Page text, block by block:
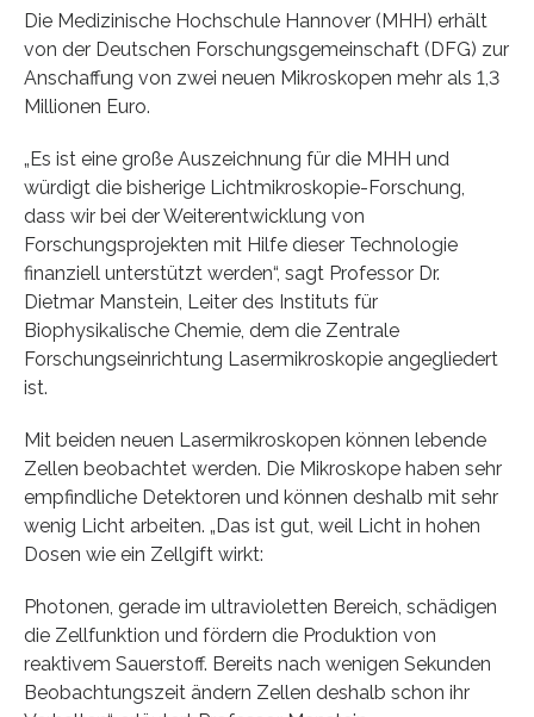
Die Medizinische Hochschule Hannover (MHH) erhält
von der Deutschen Forschungsgemeinschaft (DFG) zur
Anschaffung von zwei neuen Mikroskopen mehr als 1,3
Millionen Euro.
„Es ist eine große Auszeichnung für die MHH und
würdigt die bisherige Lichtmikroskopie-Forschung,
dass wir bei der Weiterentwicklung von
Forschungsprojekten mit Hilfe dieser Technologie
finanziell unterstützt werden“, sagt Professor Dr.
Dietmar Manstein, Leiter des Instituts für
Biophysikalische Chemie, dem die Zentrale
Forschungseinrichtung Lasermikroskopie angegliedert
ist.
Mit beiden neuen Lasermikroskopen können lebende
Zellen beobachtet werden. Die Mikroskope haben sehr
empfindliche Detektoren und können deshalb mit sehr
wenig Licht arbeiten. „Das ist gut, weil Licht in hohen
Dosen wie ein Zellgift wirkt:
Photonen, gerade im ultravioletten Bereich, schädigen
die Zellfunktion und fördern die Produktion von
reaktivem Sauerstoff. Bereits nach wenigen Sekunden
Beobachtungszeit ändern Zellen deshalb schon ihr